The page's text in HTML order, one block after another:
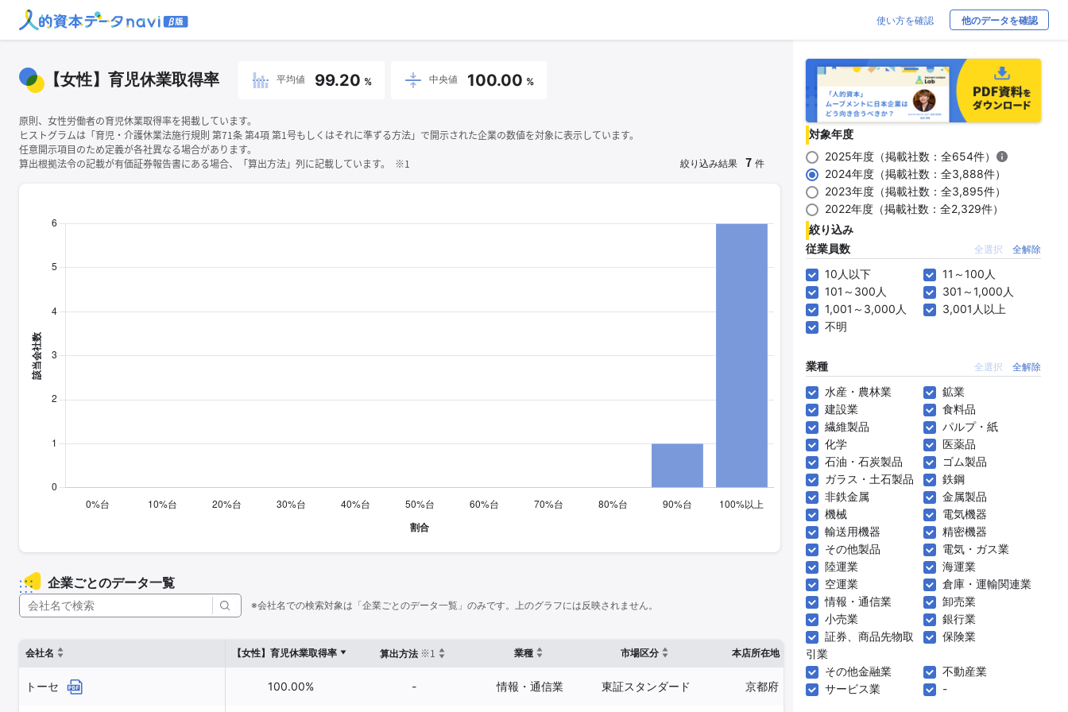
使い方を確認 他のデータを確認
【女性】育児休業取得率 平均値 99.20 % 中央値 100.00 %
原則、女性労働者の育児休業取得率を掲載しています。
ヒストグラムは「育児・介護休業法施行規則 第71条 第4項 第1号もしくはそれに準ずる方法」で開示された企業の数値を対象に表示しています。
任意開示項目のため定義が各社異なる場合があります。
算出根拠法令の記載が有価証券報告書にある場合、「算出方法」列に記載しています。 ※1
絞り込み結果 7 件
企業ごとのデータ一覧
※会社名での検索対象は「企業ごとのデータ一覧」のみです。上のグラフには反映されません。
会社名 【女性】育児休業取得率 算出方法 ※1 業種 市場区分 本店所在地
トーセ 100.00% - 情報・通信業 東証スタンダード 京都府 570人
対象年度
2025年度（掲載社数：全654件）
2024年度（掲載社数：全3,888件）
2023年度（掲載社数：全3,895件）
2022年度（掲載社数：全2,329件）
絞り込み
従業員数
全選択 全解除
10人以下
11～100人
101～300人
301～1,000人
1,001～3,000人
3,001人以上
不明
業種 全選択 全解除
水産・農林業
鉱業
建設業
食料品
繊維製品
パルプ・紙
化学
医薬品
石油・石炭製品
ゴム製品
ガラス・土石製品
鉄鋼
非鉄金属
金属製品
機械
電気機器
輸送用機器
精密機器
その他製品
電気・ガス業
陸運業
海運業
空運業
倉庫・運輸関連業
情報・通信業
卸売業
小売業
銀行業
証券、商品先物取
引業
保険業
その他金融業
不動産業
サービス業
-